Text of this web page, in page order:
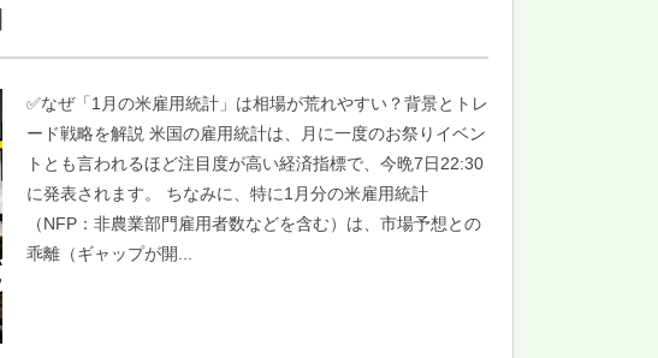
✅なぜ「1月の米雇用統計」は相場が荒れやすい？背景とトレ
ード戦略を解説 米国の雇用統計は、月に一度のお祭りイベン
トとも言われるほど注目度が高い経済指標で、今晩7日22:30
に発表されます。 ちなみに、特に1月分の米雇用統計
（NFP：非農業部門雇用者数などを含む）は、市場予想との
乖離（ギャップが開...